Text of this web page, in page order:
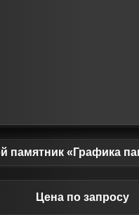
памятник «Графика
Цена по запросу